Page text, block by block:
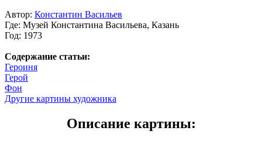
Автор: Константин Васильев
Где: Музей Константина Васильева, Казань
Год: 1973
Содержание статьи:
Героиня
Герой
Фон
Другие картины художника
Описание картины: